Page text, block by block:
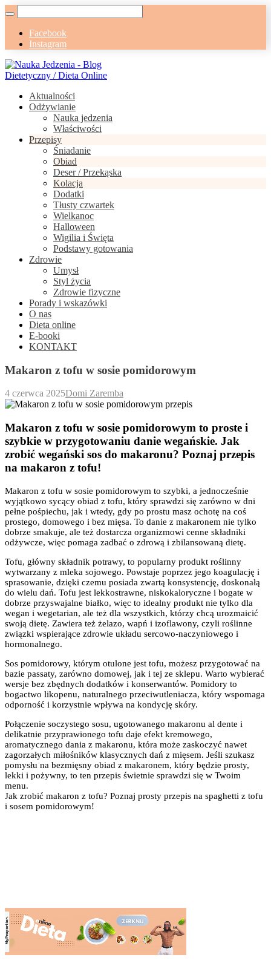
Facebook
Instagram
Aktualności
Odżywianie
Nauka jedzenia
Właściwości
Przepisy
Śniadanie
Obiad
Deser / Przekąska
Kolacja
Dodatki
Tłusty czwartek
Wielkanoc
Halloween
Wigilia i Święta
Podstawy gotowania
Zdrowie
Umysł
Styl życia
Zdrowie fizyczne
Porady i wskazówki
O nas
Dieta online
E-booki
KONTAKT
Makaron z tofu w sosie pomidorowym
4 czerwca 2025Domi Zaremba
Makaron z tofu w sosie pomidorowym to proste i
szybkie w przygotowaniu danie wegańskie. Jak
zrobić wegański sos do makaronu? Poznaj przepis
na makaron z tofu!
Makaron z tofu w sosie pomidorowym to szybki, a jednocześnie
wyjątkowo sycący obiad z tofu, który sprawdzi się zarówno w dni
pełne pośpiechu, jak i wtedy, gdy po prostu masz ochotę na coś
prostego, domowego i bez mięsa. To danie z makaronem nie tylko
dobrze smakuje, ale też dostarcza organizmowi cenne składniki
odżywcze, więc pomaga zadbać o zdrową i zbilansowaną dietę.
Tofu, główny składnik potrawy, to popularny produkt roślinny
wytwarzany z mleka sojowego. Powstaje poprzez jego koagulację i
sprasowanie, dzięki czemu posiada zwartą konsystencję, doskonałą
do wielu dań. Tofu jest lekkostrawne, niskokaloryczne i bogate w
dobrze przyswajalne białko, więc to idealny produkt nie tylko dla
wegan i wegetarian, ale też dla wszystkich, którzy chcą urozmaicić
swoją dietę. Zawiera też żelazo, wapń i izoflawony, czyli roślinne
związki wspierające zdrowie układu sercowo-naczyniowego i
hormonalnego.
Sos pomidorowy, którym otulone jest tofu, możesz przygotować na
bazie passaty, zarówno domowej, jak i tej ze sklepu. Warto wybierać
wersje bez zbędnych dodatków i konserwantów. Pomidory to
bogactwo likopenu, naturalnego przeciwutleniacza, który wspomaga
odporność i korzystnie wpływa na kondycję skóry.
Połączenie soczystego sosu, ugotowanego makaronu al dente i
delikatnie przyprawionego tofu daje efekt kremowego,
aromatycznego dania z makaronu, która może zaskoczyć nawet
zagorzałych miłośników klasycznych dań z mięsem. Jeśli szukasz
pomysłu na bezmięsny obiad z makaronem, który będzie prosty,
lekki i pożywny, to ten przepis świetnie sprawdzi się w Twoim
menu.
Jak zrobić makaron z tofu? Poznaj prosty przepis na spaghetti z tofu
i sosem pomidorowym!